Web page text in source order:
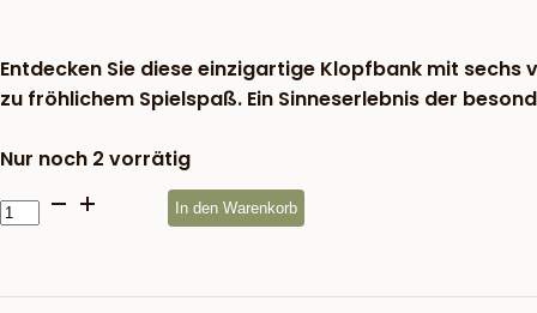
24,83 €
Entdecken Sie diese einzigartige Klopfbank mit
zu fröhlichem Spielspaß. Ein Sinneserlebnis der
Nur noch 2 vorrätig
Klopfspiel
Hau
Vogel
In den Warenkorb